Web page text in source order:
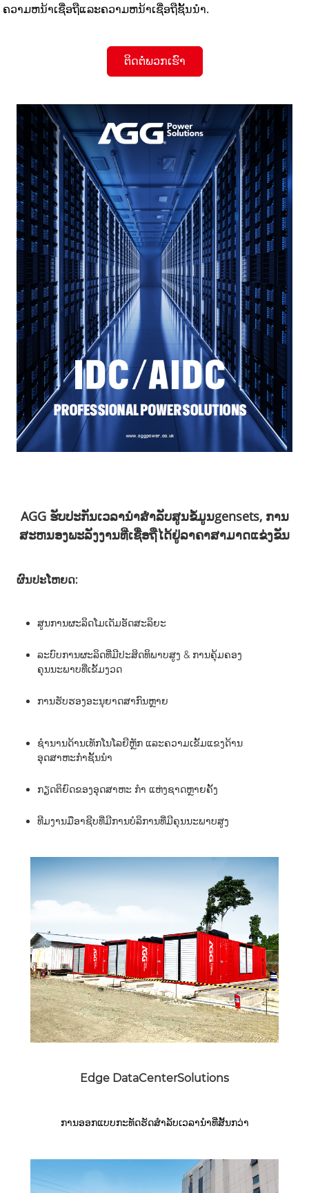
ຄວາມຫນ້າເຊື່ອຖືແລະຄວາມຫນ້າເຊື່ອຖືຊັ້ນນໍາ.
ຕິດຕໍ່ພວກເຮົາ
AGG ຮັບປະກັນເວລານໍາສໍາລັບສູນຂໍ້ມູນgensets, ການ
ສະຫນອງພະລັງງານທີ່ເຊື່ອຖືໄດ້ຢູ່ລາຄາສາມາດແຂ່ງຂັນ
ຜົນປະໂຫຍດ:
ສູນການຜະລິດໂມເດັມອັດສະລິຍະ
ລະບົບການຜະລິດທີ່ມີປະສິດທິພາບສູງ & ການຄຸ້ມຄອງ
ຄຸນນະພາບທີ່ເຂັ້ມງວດ
ການ​ຮັບ​ຮອງ​ອະ​ນຸ​ຍາດ​ສາ​ກົນ​ຫຼາຍ​
ຊຳນານດ້ານເທັກໂນໂລຍີຫຼັກ ແລະຄວາມເຂັ້ມແຂງດ້ານ
ອຸດສາຫະກຳຊັ້ນນຳ
ກຽດຕິຍົດຂອງອຸດສາຫະ ກຳ ແຫ່ງຊາດຫຼາຍຄັ້ງ
ທີມງານມືອາຊີບທີ່ມີການບໍລິການທີ່ມີຄຸນນະພາບສູງ
Edge DataCenterSolutions
ການອອກແບບກະທັດຮັດສໍາລັບເວລານໍາທີ່ສັ້ນກວ່າ